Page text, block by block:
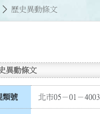
歷史異動條文
異動條文
類號 北市05－01－4003